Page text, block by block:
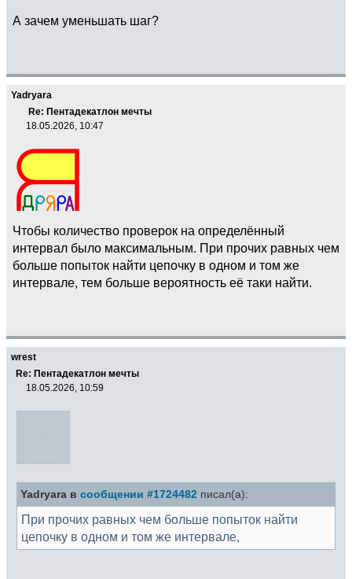
А зачем уменьшать шаг?
Yadryara
Re: Пентадекатлон мечты
18.05.2026, 10:47
Чтобы количество проверок на определённый
интервал было максимальным. При прочих равных чем
больше попыток найти цепочку в одном и том же
интервале, тем больше вероятность её таки найти.
wrest
Re: Пентадекатлон мечты
18.05.2026, 10:59
Yadryara в сообщении #1724482 писал(а):
При прочих равных чем больше попыток найти
цепочку в одном и том же интервале,